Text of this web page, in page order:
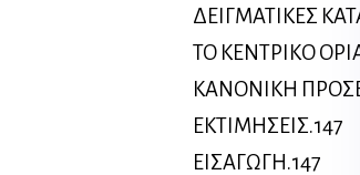
ΔΕΙΓΜΑΤΙΚΕΣ
ΤΟ ΚΕΝΤΡΙΚΟ
ΚΑΝΟΝΙΚΗ
ΕΚΤΙΜΗΣΕΙΣ.147
ΕΙΣΑΓΩΓΗ.147